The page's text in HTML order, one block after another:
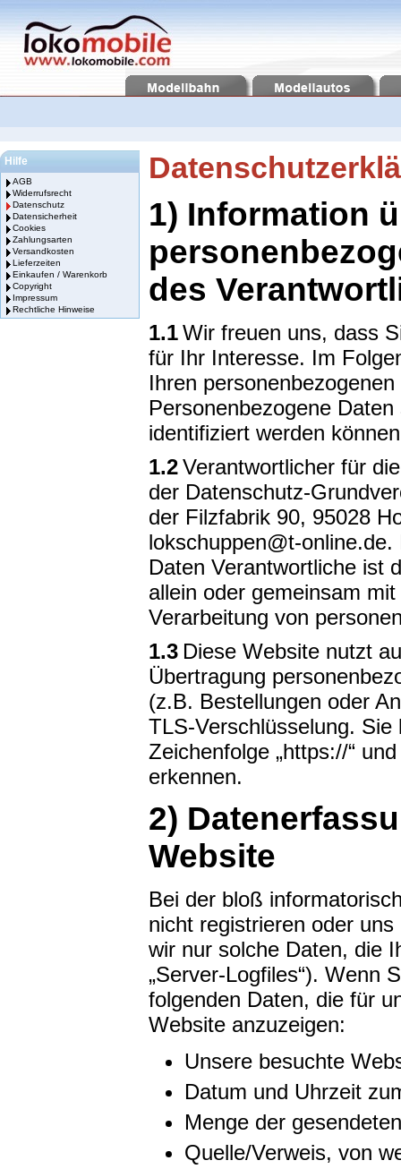
Hilfe
AGB
Widerrufsrecht
Datenschutz
Datensicherheit
Cookies
Zahlungsarten
Versandkosten
Lieferzeiten
Einkaufen / Warenkorb
Copyright
Impressum
Rechtliche Hinweise
1) Information
des
1.1Wir freuen uns, dass
für Ihr Interesse. Im
Ihren
Personenbezogene
identifiziert werden
1.2Verantwortlicher für
der Datenschutz-
der Filzfabrik 90, 95028
lokschuppen@t-
Daten Verantwortliche ist
allein oder gemeinsam
Verarbeitung von
1.3 Diese Website nutzt
Übertragung
(z.B. Bestellungen oder
TLS-Verschlüsselung.
Zeichenfolge „https://“
erkennen.
2)
Website
Bei der bloß
nicht registrieren oder
wir nur solche Daten, die
„Server-Logfiles“). Wenn
folgenden Daten, die für
Website anzuzeigen:
Unsere besuchte
Datum und Uhrzeit
Menge der
Quelle/Verweis, von